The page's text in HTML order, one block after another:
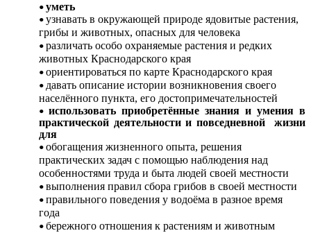
уметь
узнавать в окружающей природе ядовитые растения,
грибы и животных, опасных для человека
различать особо охраняемые растения и редких
животных Краснодарского края
ориентироваться по карте Краснодарского края
давать описание истории возникновения своего
населённого пункта, его достопримечательностей
использовать приобретённые знания и умения в
практической деятельности и повседневной жизни
для
обогащения жизненного опыта, решения
практических задач с помощью наблюдения над
особенностями труда и быта людей своей местности
выполнения правил сбора грибов в своей местности
правильного поведения у водоёма в разное время
года
бережного отношения к растениям и животным